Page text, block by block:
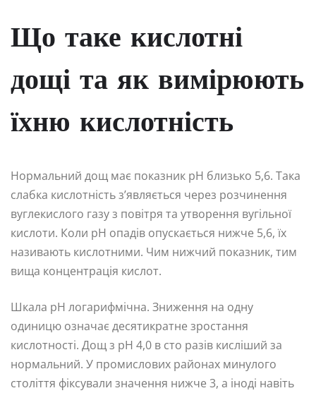
Що таке кислотні
дощі та як вимірюють
їхню кислотність
Нормальний дощ має показник pH близько 5,6. Така
слабка кислотність з’являється через розчинення
вуглекислого газу з повітря та утворення вугільної
кислоти. Коли pH опадів опускається нижче 5,6, їх
називають кислотними. Чим нижчий показник, тим
вища концентрація кислот.
Шкала pH логарифмічна. Зниження на одну
одиницю означає десятикратне зростання
кислотності. Дощ з pH 4,0 в сто разів кисліший за
нормальний. У промислових районах минулого
століття фіксували значення нижче 3, а іноді навіть